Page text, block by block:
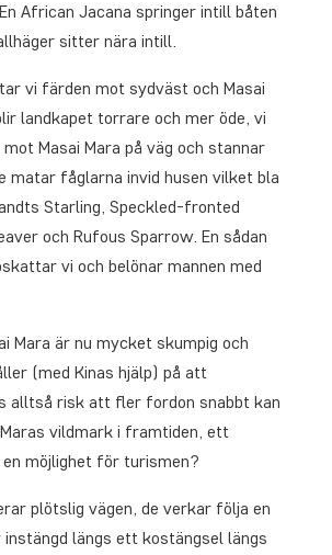
African Jacana springer intill båten
sitter nära intill.
vi färden mot sydväst och Masai
landkapet torrare och mer öde, vi
Masai Mara på väg och stannar
matar fåglarna invid husen vilket bla
Starling, Speckled-fronted
och Rufous Sparrow. En sådan
vi och belönar mannen med
Mara är nu mycket skumpig och
(med Kinas hjälp) på att
alltså risk att fler fordon snabbt kan
vildmark i framtiden, ett
möjlighet för turismen?
plötslig vägen, de verkar följa en
längs ett kostängsel längs